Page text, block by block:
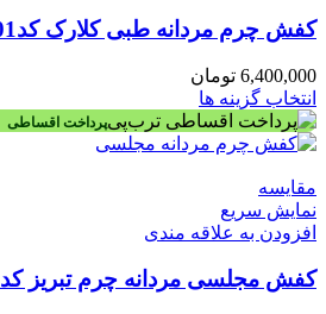
کفش چرم مردانه طبی کلارک کد101
6,400,000 تومان
انتخاب گزینه ها
پرداخت اقساطی
مقايسه
نمایش سریع
افزودن به علاقه مندی
کفش مجلسی مردانه چرم تبریز کد 113